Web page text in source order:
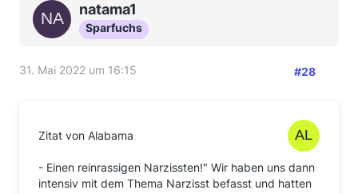
natama1
Sparfuchs
31. Mai 2022 um 16:15 #28
Zitat von Alabama
- Einen reinrassigen Narzissten!" Wir haben uns dann
intensiv mit dem Thema Narzisst befasst und hatten